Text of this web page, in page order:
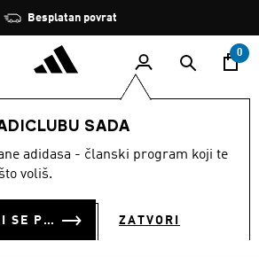
Zaustavi
rotaciju
Besplatan povrat
0
SADA
adidasa - članski program koji te
voliš.
PRIJAVI SE ILI SE PRIDRUŽI SADA ZATVORI
Skateboarding